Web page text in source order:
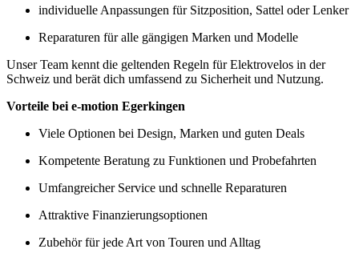
individuelle Anpassungen für Sitzposition, Sattel oder Lenker
Reparaturen für alle gängigen Marken und Modelle
Unser Team kennt die geltenden Regeln für Elektrovelos in der
Schweiz und berät dich umfassend zu Sicherheit und Nutzung.
Vorteile bei e-motion Egerkingen
Viele Optionen bei Design, Marken und guten Deals
Kompetente Beratung zu Funktionen und Probefahrten
Umfangreicher Service und schnelle Reparaturen
Attraktive Finanzierungsoptionen
Zubehör für jede Art von Touren und Alltag